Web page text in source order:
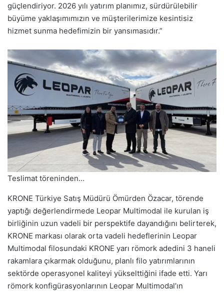
güçlendiriyor. 2026 yılı yatırım planımız, sürdürülebilir
büyüme yaklaşımımızın ve müşterilerimize kesintisiz
hizmet sunma hedefimizin bir yansımasıdır.”
Teslimat töreninden…
KRONE Türkiye Satış Müdürü Ömürden Özacar, törende
yaptığı değerlendirmede Leopar Multimodal ile kurulan iş
birliğinin uzun vadeli bir perspektife dayandığını belirterek,
KRONE markası olarak orta vadeli hedeflerinin Leopar
Multimodal filosundaki KRONE yarı römork adedini 3 haneli
rakamlara çıkarmak olduğunu, planlı filo yatırımlarının
sektörde operasyonel kaliteyi yükselttiğini ifade etti. Yarı
römork konfigürasyonlarının Leopar Multimodal’ın